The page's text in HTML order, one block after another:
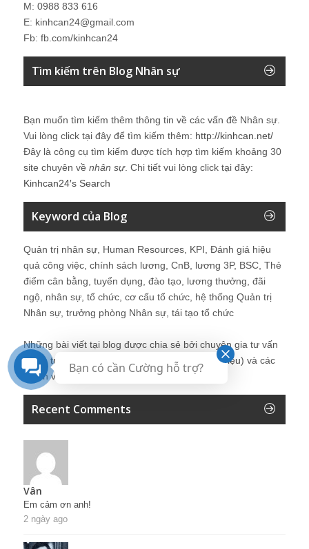
M: 0988 833 616
E: kinhcan24@gmail.com
Fb: fb.com/kinhcan24
Tìm kiếm trên Blog Nhân sự
Bạn muốn tìm kiếm thêm thông tin về các vấn đề Nhân sự.
Vui lòng click tại đây để tìm kiếm thêm: http://kinhcan.net/
Đây là công cụ tìm kiếm được tích hợp tìm kiếm khoảng 30
site chuyên về nhân sự. Chi tiết vui lòng click tại đây:
Kinhcan24′s Search
Keyword của Blog
Quản trị nhân sự, Human Resources, KPI, Đánh giá hiệu
quả công việc, chính sách lương, CnB, lương 3P, BSC, Thẻ
điểm cân bằng, tuyển dụng, đào tạo, lương thưởng, đãi
ngộ, nhân sự, tổ chức, cơ cấu tổ chức, hệ thống Quản trị
Nhân sự, trưởng phòng Nhân sự, tái tạo tổ chức
Những bài viết tại blog được chia sẻ bởi chuyên gia tư vấn
Quản trị Nhân sự Nguyễn Hùng Cường (
giới thiệu) và các
thành viên khác trong cộng đồng Nhân sự.
Recent Comments
Vân
Em cảm ơn anh!
2 ngày ago
Bạn có cần Cường hỗ trợ?